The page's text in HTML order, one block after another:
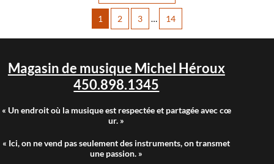
1 2 3 … 14
Magasin de musique Michel Héroux
450.898.1345
« Un endroit où la musique est respectée et partagée avec cœ
ur. »
« Ici, on ne vend pas seulement des instruments, on transmet
une passion. »